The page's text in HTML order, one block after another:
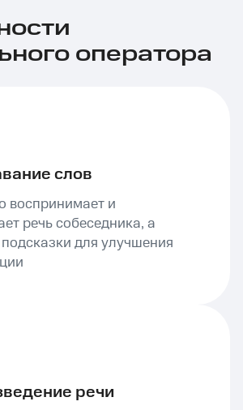
оператора
слов
воспринимает и
речь собеседника, а
для улучшения
речи